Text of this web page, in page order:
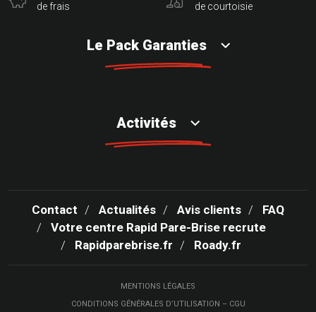
de frais
de courtoisie
Le Pack Garanties
Activités
Contact Actualités Avis clients
FAQ
Votre centre Rapid Pare-Brise recrute
Rapidparebrise.fr
Roady.fr
MENTIONS LÉGALES
CONDITIONS GÉNÉRALES D’UTILISATION – CGU